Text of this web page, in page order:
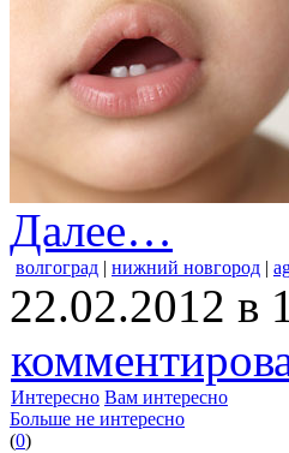
Далее…
волгоград | нижний новгород |
22.02.2012 в
Интересно Вам интересно
Больше не интересно
(0)